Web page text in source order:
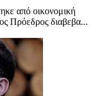
από οικονομική
Πρόεδρος διαβεβα...